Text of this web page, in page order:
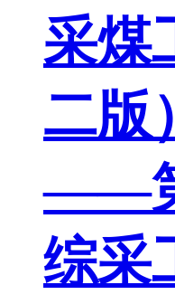
采煤
二版
——
综采